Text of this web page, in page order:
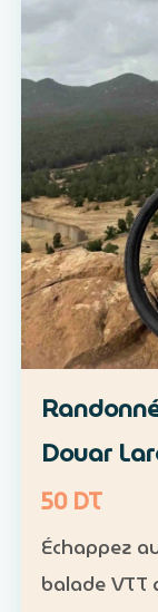
Douar
50 DT
Échappez
balade